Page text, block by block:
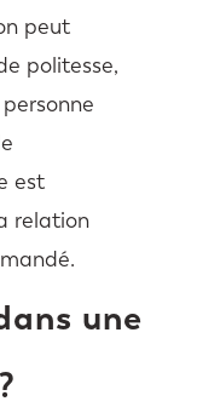
peut
politesse,
est
relation
une